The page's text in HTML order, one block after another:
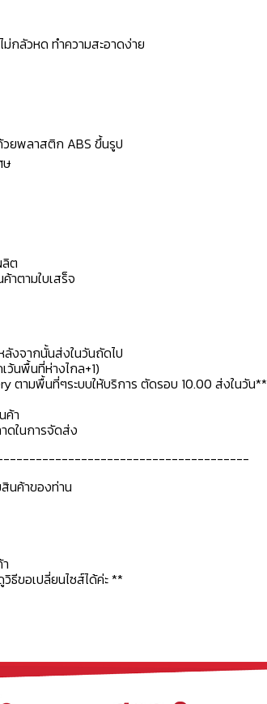
ม่กลัวหด ทำความสะอาดง่าย
วยพลาสติก ABS ขึ้นรูป
ษ
ลิต
าตามใบเสร็จ
งจากนั้นส่งในวันถัดไป
นพื้นที่ห่างไกล+1)
ตามพื้นที่ๆระบบให้บริการ ตัดรอบ 10.00 ส่งในวัน**
ค้า
ดในการจัดส่ง
นค้าของท่าน
ธีขอเปลี่ยนไซส์ได้ค่ะ **